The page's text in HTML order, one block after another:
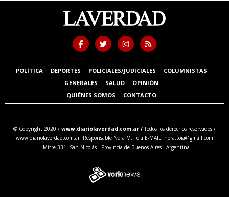
POLÍTICA DEPORTES POLICIALES/JUDICIALES
COLUMNISTAS
GENERALES
SALUD
OPINIÓN
QUIÉNES SOMOS
CONTACTO
© Copyright 2020 / www.diariolaverdad.com.ar /Todos los derechos reservados /
www.diariolaverdad.com.ar Responsable Nora M. Toia E-MAIL: nora.toia@gmail.com
- Mitre 331. San Nicolás. Provincia de Buenos Aires - Argentina